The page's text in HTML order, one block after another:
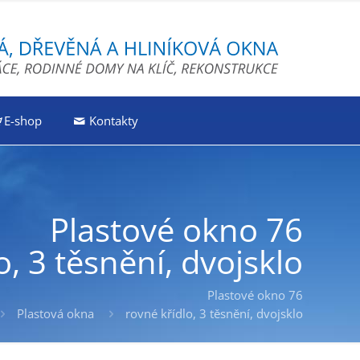
E-shop Kontakty
Plastové okno 76
3 těsnění, dvojsklo
Plastová okna
Plastové okno 76
rovné křídlo, 3 těsnění, dvojsklo